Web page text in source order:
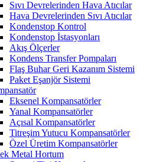
Sıvı Devrelerinden Hava Atıcılar
Hava Devrelerinden Sıvı Atıcılar
Kondenstop Kontrol
Kondenstop İstasyonları
Akış Ölçerler
Kondens Transfer Pompaları
Flaş Buhar Geri Kazanım Sistemi
Paket Eşanjör Sistemi
Eksenel Kompansatörler
Yanal Kompansatörler
Açısal Kompansatörler
Titreşim Yutucu Kompansatörler
Özel Üretim Kompansatörler
Metal Hortum